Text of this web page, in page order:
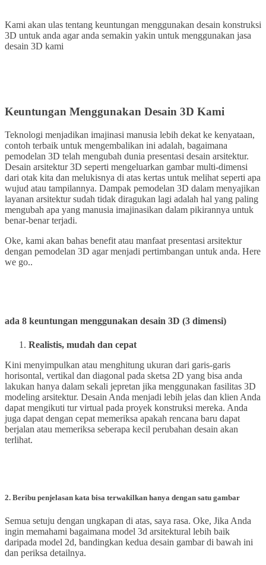
Kami akan ulas tentang keuntungan menggunakan desain konstruksi
3D untuk anda agar anda semakin yakin untuk menggunakan jasa
desain 3D kami
Keuntungan Menggunakan Desain 3D Kami
Teknologi menjadikan imajinasi manusia lebih dekat ke kenyataan,
contoh terbaik untuk mengembalikan ini adalah, bagaimana
pemodelan 3D telah mengubah dunia presentasi desain arsitektur.
Desain arsitektur 3D seperti mengeluarkan gambar multi-dimensi
dari otak kita dan melukisnya di atas kertas untuk melihat seperti apa
wujud atau tampilannya. Dampak pemodelan 3D dalam menyajikan
layanan arsitektur sudah tidak diragukan lagi adalah hal yang paling
mengubah apa yang manusia imajinasikan dalam pikirannya untuk
benar-benar terjadi.
Oke, kami akan bahas benefit atau manfaat presentasi arsitektur
dengan pemodelan 3D agar menjadi pertimbangan untuk anda. Here
we go..
ada 8 keuntungan menggunakan desain 3D (3 dimensi)
Realistis, mudah dan cepat
Kini menyimpulkan atau menghitung ukuran dari garis-garis
horisontal, vertikal dan diagonal pada sketsa 2D yang bisa anda
lakukan hanya dalam sekali jepretan jika menggunakan fasilitas 3D
modeling arsitektur. Desain Anda menjadi lebih jelas dan klien Anda
dapat mengikuti tur virtual pada proyek konstruksi mereka. Anda
juga dapat dengan cepat memeriksa apakah rencana baru dapat
berjalan atau memeriksa seberapa kecil perubahan desain akan
terlihat.
2. Beribu penjelasan kata bisa terwakilkan hanya dengan satu gambar
Semua setuju dengan ungkapan di atas, saya rasa. Oke, Jika Anda
ingin memahami bagaimana model 3d arsitektural lebih baik
daripada model 2d, bandingkan kedua desain gambar di bawah ini
dan periksa detailnya.